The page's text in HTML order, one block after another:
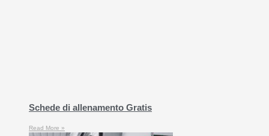
Schede di allenamento Gratis
Read More »